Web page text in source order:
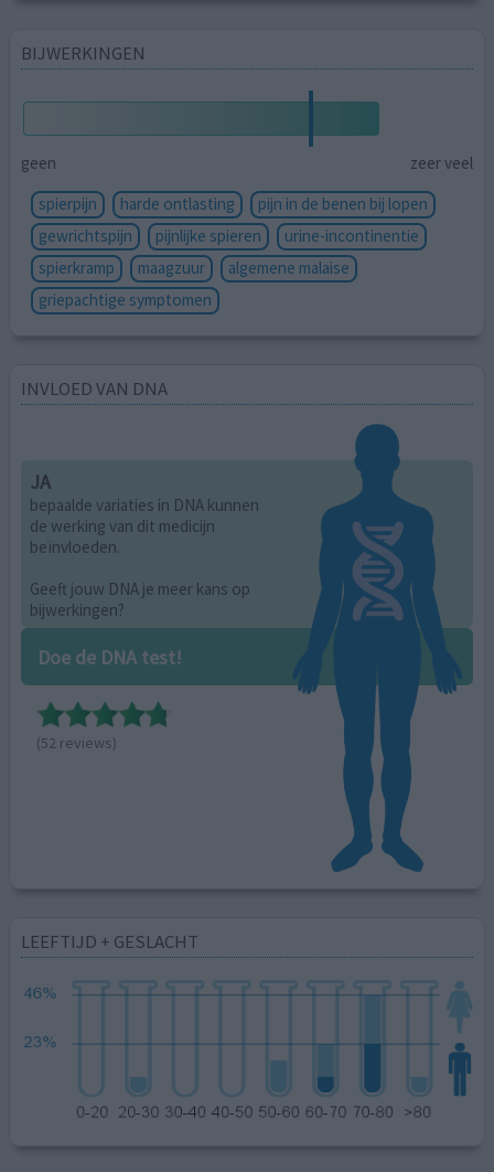
BIJWERKINGEN
geen
zeer veel
spierpijn
harde ontlasting
pijn in de benen bij lopen
gewrichtspijn
pijnlijke spieren
urine-incontinentie
spierkramp
maagzuur
algemene malaise
griepachtige symptomen
INVLOED VAN DNA
JA
bepaalde variaties in DNA kunnen
de werking van dit medicijn
beïnvloeden.
Geeft jouw DNA je meer kans op
bijwerkingen?
Doe de DNA test!
(52 reviews)
LEEFTIJD + GESLACHT